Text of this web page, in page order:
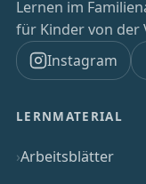
Lernen im
für Kinder von der
Instagram
LERNMATERIAL
Arbeitsblätter